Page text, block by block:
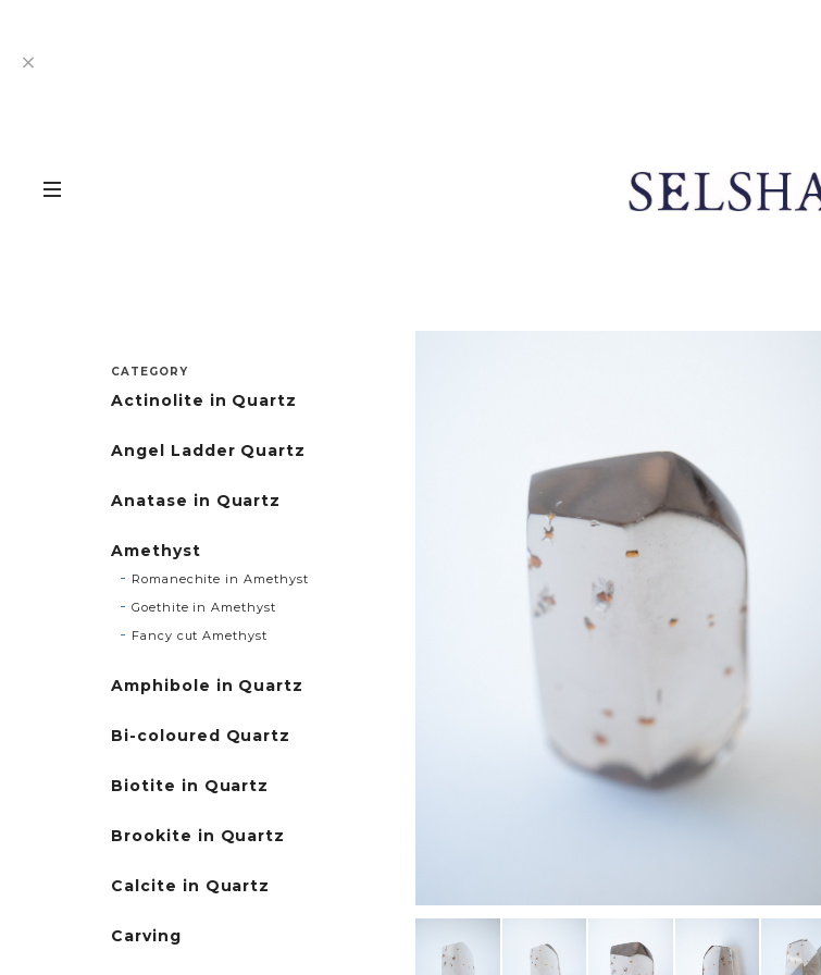
CATEGORY
Actinolite in Quartz
Angel Ladder Quartz
Anatase in Quartz
Amethyst
Romanechite in Amethyst
Goethite in Amethyst
Fancy cut Amethyst
Amphibole in Quartz
Bi-coloured Quartz
Biotite in Quartz
Brookite in Quartz
Calcite in Quartz
Carving